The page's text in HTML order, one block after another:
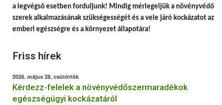
a legvégső esetben forduljunk! Mindig mérlegeljük a növényvédő
szerek alkalmazásának szükségességét és a vele járó kockázatot az
emberi egészségre és a környezet állapotára!
Friss hírek
2026. május 28, csütörtök
Kérdezz-felelek a növényvédőszermaradékok
egészségügyi kockázatáról